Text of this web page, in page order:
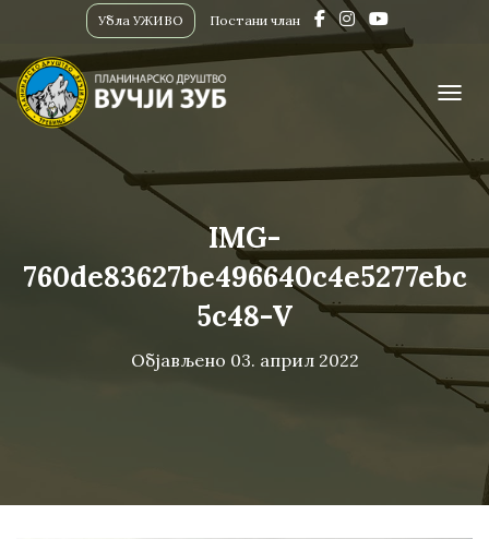
Убла УЖИВО Постани члан
IMG-
760de83627be496640c4e5277ebc
5c48-V
Објављено 03. април 2022